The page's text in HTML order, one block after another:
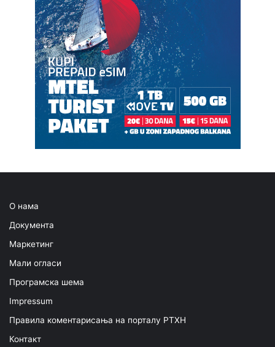
О нама
Документа
Маркетинг
Мали огласи
Програмска шема
Impressum
Правила коментарисања на порталу РТХН
Контакт